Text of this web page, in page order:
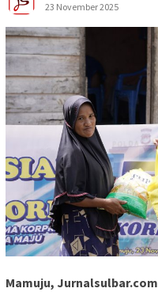
23 November 2025
Mamuju, Jurnalsulbar.com